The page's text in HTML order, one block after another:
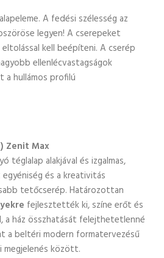
A fedési szélesség az
legyen! A cserepeket
kell beépíteni. A cserép
ellenlécvastagságok
a hullámos profilú
Zenit Max
téglalap alakjával és izgalmas,
és a kreativitás
tetőcserép. Határozottan
fejlesztették ki, színe erőt és
a ház összhatását felejthetetlenné
a beltéri modern formatervezésű
megjelenés között.